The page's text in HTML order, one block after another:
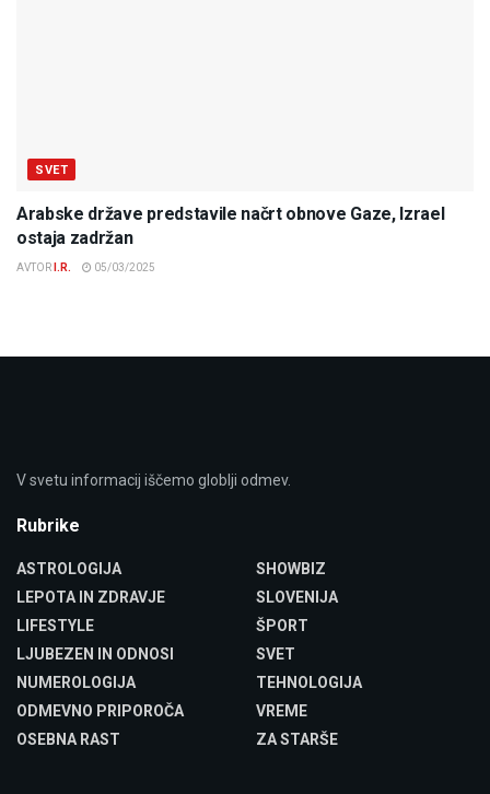
SVET
Arabske države predstavile načrt obnove Gaze, Izrael
ostaja zadržan
AVTOR I.R. 05/03/2025
V svetu informacij iščemo globlji odmev.
Rubrike
ASTROLOGIJA
LEPOTA IN ZDRAVJE
LIFESTYLE
LJUBEZEN IN ODNOSI
NUMEROLOGIJA
ODMEVNO PRIPOROČA
OSEBNA RAST
SHOWBIZ
SLOVENIJA
ŠPORT
SVET
TEHNOLOGIJA
VREME
ZA STARŠE